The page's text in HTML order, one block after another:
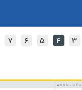
۳ ۴ ۵ ۶ ۷